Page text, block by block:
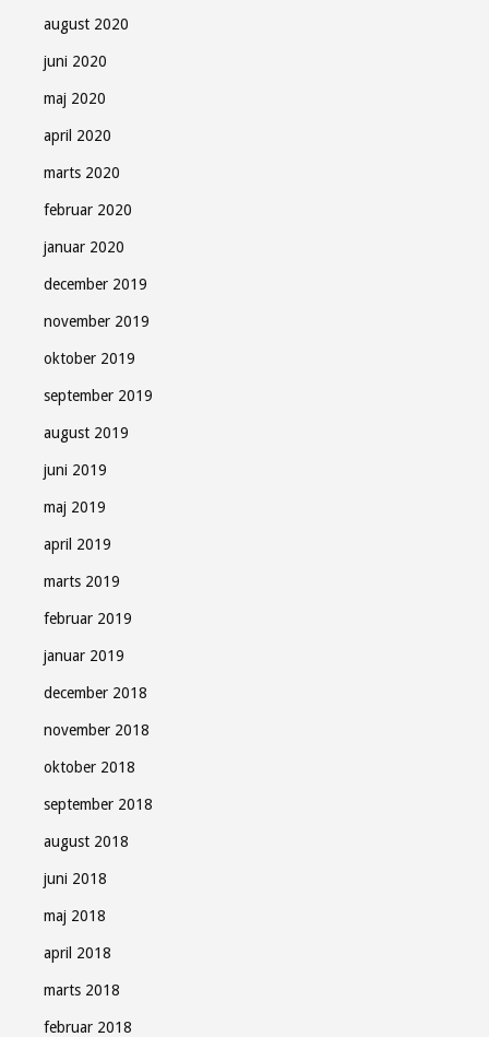
august 2020
juni 2020
maj 2020
april 2020
marts 2020
februar 2020
januar 2020
december 2019
november 2019
oktober 2019
september 2019
august 2019
juni 2019
maj 2019
april 2019
marts 2019
februar 2019
januar 2019
december 2018
november 2018
oktober 2018
september 2018
august 2018
juni 2018
maj 2018
april 2018
marts 2018
februar 2018